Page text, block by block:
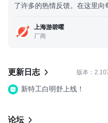
挑选，随你脑洞大开自由搭配
屏的极致爽感！
了许多的热情反馈。在这里
一点都不孤单。 我们守着后
卷的学生，紧张又期待。其中
为了这个目标，我们推翻了
的单局时长“跃进”压缩到了
节：成长反馈要够爽，每分钟
堆怪；道具平衡要够劲，要有
上海游碧曜
厂商
更新日志 版本：
新特工白明舒上线！
论坛